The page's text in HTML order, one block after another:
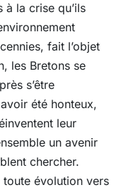
à la crise qu’ils
fait l’objet
les Bretons se
s’être
été honteux,
leur
un avenir
chercher.
toute évolution vers